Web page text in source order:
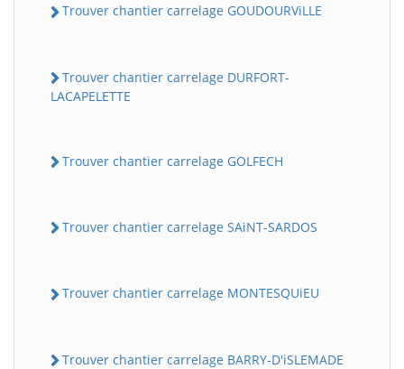
Trouver chantier carrelage GOUDOURViLLE
Trouver chantier carrelage DURFORT-
LACAPELETTE
Trouver chantier carrelage GOLFECH
Trouver chantier carrelage SAiNT-SARDOS
Trouver chantier carrelage MONTESQUiEU
Trouver chantier carrelage BARRY-D'iSLEMADE